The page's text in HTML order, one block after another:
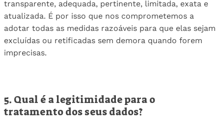
transparente, adequada, pertinente, limitada, exata e
atualizada. É por isso que nos comprometemos a
adotar todas as medidas razoáveis ​​para que elas sejam
excluídas ou retificadas sem demora quando forem
imprecisas.
5. Qual é a legitimidade para o
tratamento dos seus dados?